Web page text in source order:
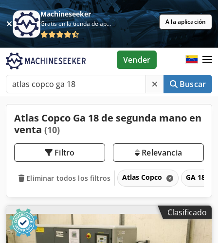
Machineseeker
Gratis en la tienda de aplicaciones A la aplicación
Buscar
Vender
Atlas Copco Ga 18 de segunda mano en
venta (10)
Filtro Relevancia
Eliminar todos los filtros Atlas Copco GA 18
Clasificado